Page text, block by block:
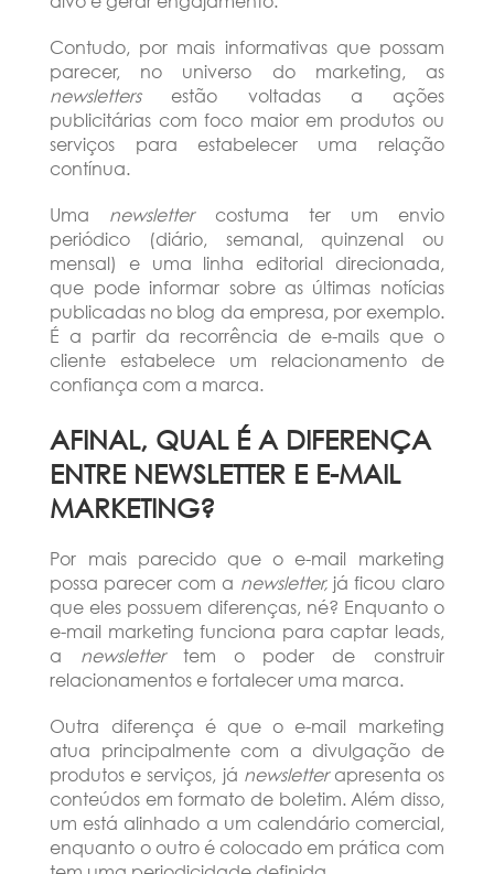
Contudo, por mais informativas que possam
parecer, no universo do marketing, as
newslettersestão voltadas a ações
publicitárias com foco maior em produtos ou
serviços para estabelecer uma relação
contínua.
Uma newsletter costuma ter um envio
periódico (diário, semanal, quinzenal ou
mensal) e uma linha editorial direcionada,
que pode informar sobre as últimas notícias
publicadas no blog da empresa, por exemplo.
É a partir da recorrência de e-mails que o
cliente estabelece um relacionamento de
confiança com a marca.
AFINAL, QUAL É A DIFERENÇA
ENTRE NEWSLETTER E E-MAIL
MARKETING?
Por mais parecido que o e-mail marketing
possa parecer com a newsletter,já ficou claro
que eles possuem diferenças, né? Enquanto o
e-mail marketing funciona para captar leads,
a newslettertem o poder de construir
relacionamentos e fortalecer uma marca.
Outra diferença é que o e-mail marketing
atua principalmente com a divulgação de
produtos e serviços, já newsletterapresenta os
conteúdos em formato de boletim. Além disso,
um está alinhado a um calendário comercial,
enquanto o outro é colocado em prática com